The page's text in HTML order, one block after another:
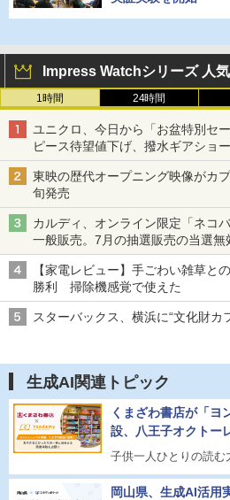
Impress Watchシリーズ 人
1時間 24時間
ユニクロ、今日から「お盆特別セ
ピース待望値下げ、撥水ギアショ
東映の歴代オープニング映像がカ
旬発売
カルディ、オンライン限定「ネコ
一般販売。7月の抽選販売の当選無
【家電レビュー】手ごわい雑草と
勝利 掃除機感覚で使えた
スターバックス、横浜に“文化財カ
生成AI関連トピック
くまざわ書店が「ヨ
設、八王子オクトー
子供一人ひとりの読む
岡山県、生成AI活用